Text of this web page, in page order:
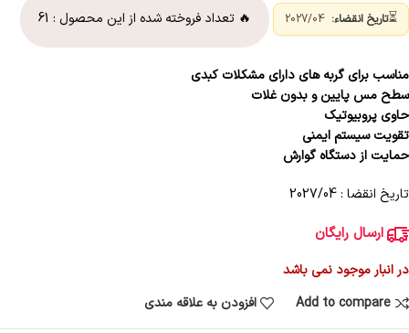
⏳تاریخ انقضاء: 🔥 تعداد فروخته شده از این محصول : 61
مناسب برای گربه های دارای مشکلات کبدی
سطح مس پایین وبدون غلات
حاوی پروبیوتیک
تقویت سیستم ایمنی
حمایت از دستگاه گوارش
تاریخ انقضا : 2027/04
ارسال رایگان
در انبار موجود نمی باشد
Add to compare
افزودن به علاقه مندی